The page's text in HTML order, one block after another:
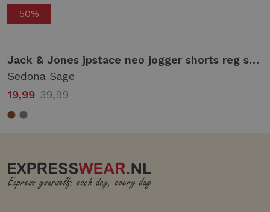
50%
Jack & Jones jpstace neo jogger shorts reg sn Korte broeken sedona sage
Sedona Sage
19,99 39,99